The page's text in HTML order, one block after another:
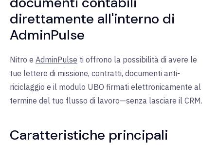
direttamente all'interno di
AdminPulse
Nitro e AdminPulse ti offrono la possibilità di avere le
tue lettere di missione, contratti, documenti anti-
riciclaggio e il modulo UBO firmati elettronicamente al
termine del tuo flusso di lavoro—senza lasciare il CRM.
Caratteristiche principali